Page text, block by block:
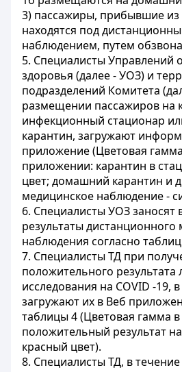
3) пассажиры, прибывшие из
находятся под
наблюдением, путем
5. Специалисты Управлений
здоровья (далее - УОЗ) и
подразделений Комитета
размещении пассажиров на
инфекционный стационар
карантин, загружают
приложение (Цветовая
приложении: карантин в
цвет; домашний карантин и
медицинское наблюдение -
6. Специалисты УОЗ
результаты дистанционного
наблюдения согласно
7. Специалисты ТД при
положительного результата
исследования на COVID -19,
загружают их в Веб
таблицы 4 (Цветовая гамма
положительный результат
красный цвет).
8. Специалисты ТД, в